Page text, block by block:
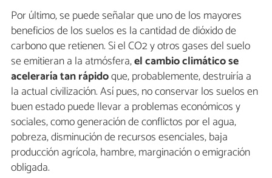
Por último, se puede señalar que uno de los mayores
beneficios de los suelos es la cantidad de dióxido de
carbono que retienen. Si el CO2 y otros gases del suelo
se emitieran a la atmósfera,el cambio climático se
aceleraría tan rápidoque, probablemente, destruiría a
la actual civilización. Así pues, no conservar los suelos en
buen estado puede llevar a problemas económicos y
sociales, como generación de conflictos por el agua,
pobreza, disminución de recursos esenciales, baja
producción agrícola, hambre, marginación o emigración
obligada.